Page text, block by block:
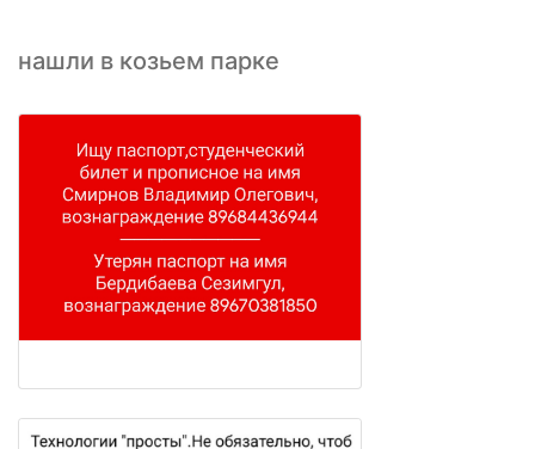
нашли в козьем парке